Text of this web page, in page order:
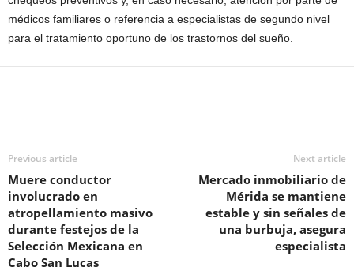
médicos familiares o referencia a especialistas de segundo nivel
para el tratamiento oportuno de los trastornos del sueño.
Previous article
Muere conductor
involucrado en
atropellamiento masivo
durante festejos de la
Selección Mexicana en
Cabo San Lucas
Next article
Mercado inmobiliario de
Mérida se mantiene
estable y sin señales de
una burbuja, asegura
especialista